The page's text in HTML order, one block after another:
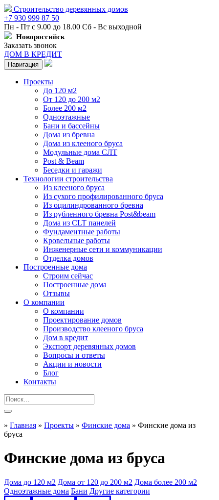
Строительство деревянных домов
+7 930 999 87 50
Пн - Пт с 9.00 до 18.00 Сб - Вс выходной
Новороссийск
Заказать звонок
ДОМ В КРЕДИТ
Навигация
Проекты
До 120 м2
От 120 до 200 м2
Более 200 м2
Одноэтажные
Бани и бассейны
Дома из бревна
Дома из клееного бруса
Модульные дома СЛТ
Post & Beam
Беседки и гаражи
Технологии строительства
Из клееного бруса
Из сухого профилированного бруса
Из оцилиндрованного бревна
Из рубленного бревна Post&beam
Дома из CLT панелей
Фундаментные работы
Кровельные работы
Инженерные сети и коммуникации
Отделка домов
Построенные дома
Строим сейчас
Построенные дома
Отзывы
О компании
О компании
Проектирование домов
Производство клееного бруса
Дом в кредит
Экспорт деревянных домов
Вопросы и ответы
Акции и новости
Блог
Контакты
» Главная » Проекты » Финские дома » Финские дома из
бруса
Финские дома из бруса
Дома до 120 м2 Дома от 120 до 200 м2 Дома более 200 м2
Одноэтажные дома Бани Другие категории